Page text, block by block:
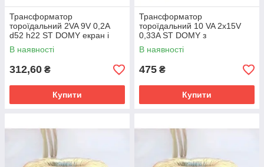
Трансформатор
тороїдальний 2VA 9V 0,2A
d52 h22 ST DOMY екран і
просочення
В наявності
312,60 ₴
Купити
Трансформатор
тороїдальний 10 VA 2x15V
0,33A ST DOMY з
термозапобіжником d52 h28
В наявності
475 ₴
Купити